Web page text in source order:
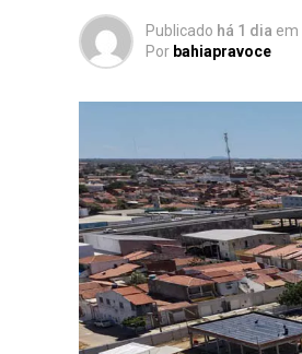
Publicado há 1 dia em
Por bahiapravoce